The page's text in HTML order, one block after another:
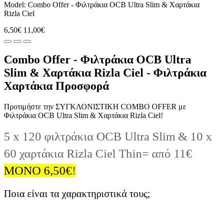
Model: Combo Offer - Φιλτράκια OCB Ultra Slim & Χαρτάκια
Rizla Ciel
6,50€ 11,00€
Combo Offer - Φιλτράκια OCB Ultra
Slim & Χαρτάκια Rizla Ciel - Φιλτράκια
Χαρτάκια Προσφορά
Προτιμήστε την ΣΥΓΚΛΟΝΙΣΤΙΚΗ COMBO OFFER με
Φιλτράκια OCB Ultra Slim & Χαρτάκια Rizla Ciel!
5 x 120 φιλτράκια OCB Ultra Slim & 10 x
60 χαρτάκια Rizla Ciel Thin= από 11€
ΜΟΝΟ 6,50€!
Ποια είναι τα χαρακτηριστικά τους;